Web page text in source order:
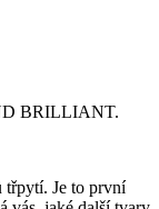
BRILLIANT.
třpytí. Je to první